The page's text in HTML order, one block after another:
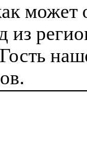
может
из